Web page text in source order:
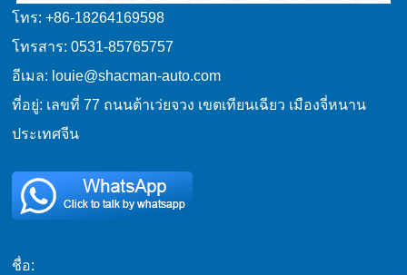
โทร: +86-18264169598
โทรสาร: 0531-85765757
อีเมล: louie@shacman-auto.com
ที่อยู่: เลขที่ 77 ถนนต้าเว่ยจวง เขตเทียนเฉียว เมืองจี่หนาน
ประเทศจีน
ชื่อ: